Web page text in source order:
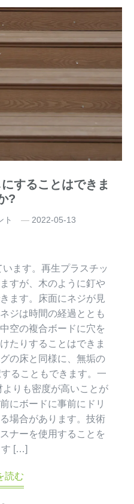
することはできま
?
ト 2022-05-13
ます。再生プラスチッ
すが、木のように釘や
ます。床面にネジが見
ジは時間の経過ととも
空の複合ボードに穴を
たりすることはできま
の床と同様に、無垢の
ることもできます。一
りも密度が高いことが
にボードに事前にドリ
場合があります。技術
ナーを使用することを
す […]
読む